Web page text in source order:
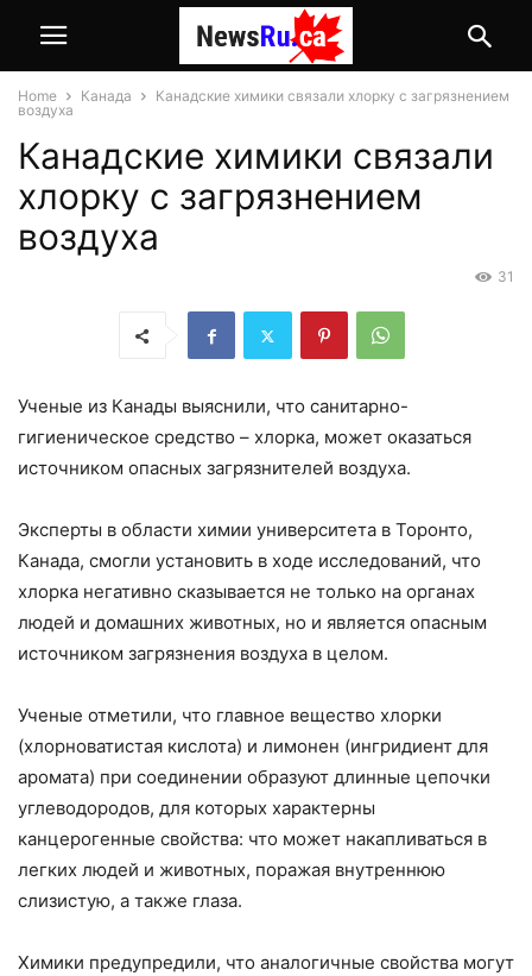
Home Канада
Канадские химики связали хлорку с загрязнением
воздуха
Канадские химики связали
хлорку с загрязнением
воздуха
31
Ученые из Канады выяснили, что санитарно-
гигиеническое средство – хлорка, может оказаться
источником опасных загрязнителей воздуха.
Эксперты в области химии университета в Торонто,
Канада, смогли установить в ходе исследований, что
хлорка негативно сказывается не только на органах
людей и домашних животных, но и является опасным
источником загрязнения воздуха в целом.
Ученые отметили, что главное вещество хлорки
(хлорноватистая кислота) и лимонен (ингридиент для
аромата) при соединении образуют длинные цепочки
углеводородов, для которых характерны
канцерогенные свойства: что может накапливаться в
легких людей и животных, поражая внутреннюю
слизистую, а также глаза.
Химики предупредили, что аналогичные свойства могут